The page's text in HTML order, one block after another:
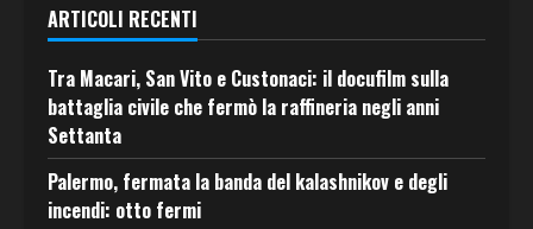
ARTICOLI RECENTI
Tra Macari, San Vito e Custonaci: il docufilm sulla
battaglia civile che fermò la raffineria negli anni
Settanta
Palermo, fermata la banda del kalashnikov e degli
incendi: otto fermi